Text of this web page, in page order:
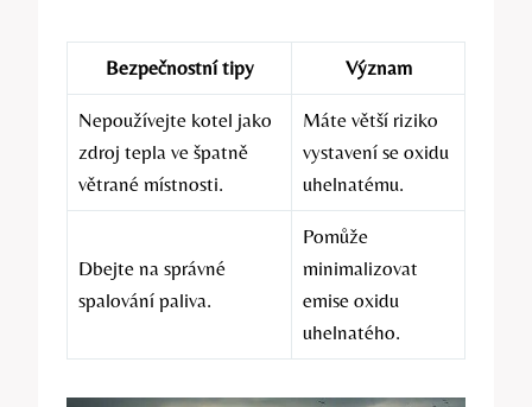
Bezpečnostní tipy Význam
Nepoužívejte kotel jako
zdroj tepla ve špatně
větrané místnosti.
Máte větší riziko
vystavení se oxidu
uhelnatému.
Dbejte na správné
spalování paliva.
Pomůže
minimalizovat
emise oxidu
uhelnatého.